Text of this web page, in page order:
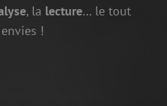
, la lecture… le tout
!